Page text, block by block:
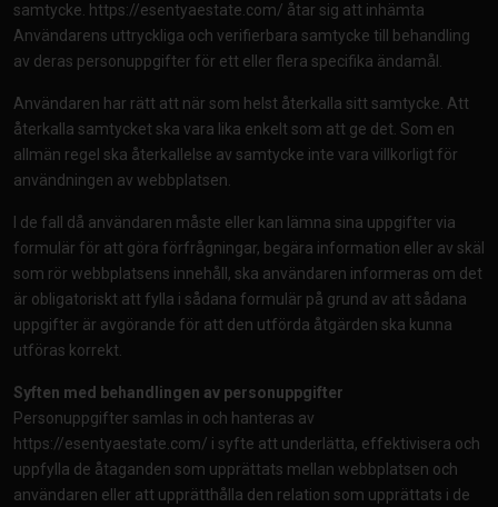
samtycke. https://esentyaestate.com/ åtar sig att inhämta
Användarens uttryckliga och verifierbara samtycke till behandling
av deras personuppgifter för ett eller flera specifika ändamål.
Användaren har rätt att när som helst återkalla sitt samtycke. Att
återkalla samtycket ska vara lika enkelt som att ge det. Som en
allmän regel ska återkallelse av samtycke inte vara villkorligt för
användningen av webbplatsen.
I de fall då användaren måste eller kan lämna sina uppgifter via
formulär för att göra förfrågningar, begära information eller av skäl
som rör webbplatsens innehåll, ska användaren informeras om det
är obligatoriskt att fylla i sådana formulär på grund av att sådana
uppgifter är avgörande för att den utförda åtgärden ska kunna
utföras korrekt.
Syften med behandlingen av personuppgifter
Personuppgifter samlas in och hanteras av
https://esentyaestate.com/ i syfte att underlätta, effektivisera och
uppfylla de åtaganden som upprättats mellan webbplatsen och
användaren eller att upprätthålla den relation som upprättats i de